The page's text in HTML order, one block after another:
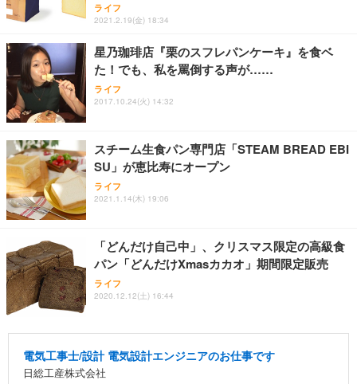
ライフ
2021.2.19(金) 18:34
星乃珈琲店『栗のスフレパンケーキ』を食ベ
た！でも、私を罵倒する声が……
ライフ
2017.10.24(火) 14:32
スチーム生食パン専門店「STEAM BREAD EBI
SU」が恵比寿にオープン
ライフ
2021.1.14(木) 19:06
「どんだけ自己中」、クリスマス限定の高級食
パン「どんだけXmasカカオ」期間限定販売
ライフ
2020.12.12(土) 16:44
電気工事士/設計 電気設計エンジニアのお仕事です
日総工産株式会社